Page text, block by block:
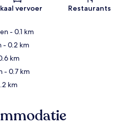
vervoer Restaurants
- 0.1 km
- 0.2 km
km
- 0.7 km
km